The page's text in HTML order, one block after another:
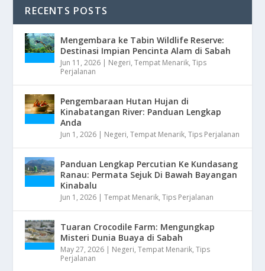
RECENTS POSTS
Mengembara ke Tabin Wildlife Reserve:
Destinasi Impian Pencinta Alam di Sabah
Jun 11, 2026 | Negeri,Tempat Menarik,Tips
Perjalanan
Pengembaraan Hutan Hujan di
Kinabatangan River: Panduan Lengkap
Anda
Jun 1, 2026 | Negeri,Tempat Menarik,Tips Perjalanan
Panduan Lengkap Percutian Ke Kundasang
Ranau: Permata Sejuk Di Bawah Bayangan
Kinabalu
Jun 1, 2026 |Tempat Menarik,Tips Perjalanan
Tuaran Crocodile Farm: Mengungkap
Misteri Dunia Buaya di Sabah
May 27, 2026 | Negeri,Tempat Menarik,Tips
Perjalanan